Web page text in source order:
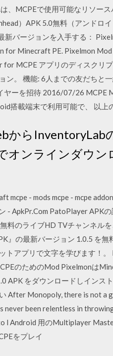
、MCPEで使用可能なリソー
）APK 5.0無料（アンド
新バージョンを入手する：
for Minecraft PE. Pixelmon
MCPE アプリのディスクリ
ン。 機能: 6人までの友だちと
ーを招待 2016/07/26 MCPE
搭載端末で利用可能で、 以上
から
オンラインダウ
- mods mcpe - mcpe
- ApkPr.Com PatoPlayer APK
料のライブHD TVチャンネル
』の最新バージョン 1.0.5 を
トアプリで文字を学びます！
のためのMod Pixelmonは
APK をダウンロードしインス
After Monopoly, there is not a
never been relentless in
l Android 用のMultiplayer
をプレイ